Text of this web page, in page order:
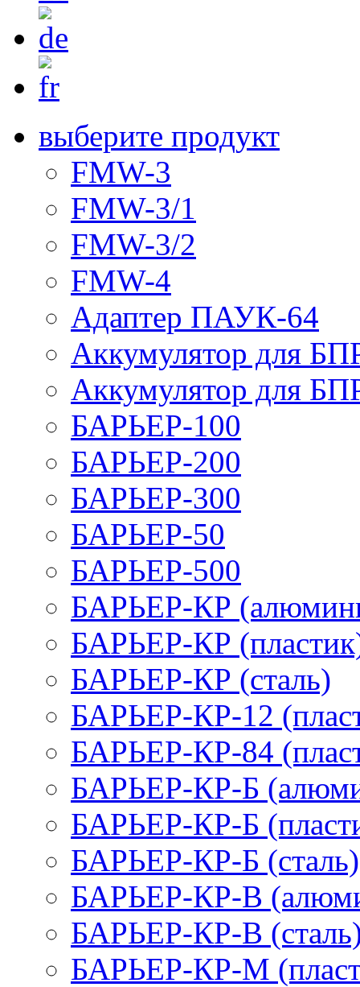
выберите продукт
FMW-3
FMW-3/1
FMW-3/2
FMW-4
Адаптер ПАУК-64
Аккумулятор для
Аккумулятор для
БАРЬЕР-100
БАРЬЕР-200
БАРЬЕР-300
БАРЬЕР-50
БАРЬЕР-500
БАРЬЕР-КР
БАРЬЕР-КР
БАРЬЕР-КР (сталь)
БАРЬЕР-КР-12
БАРЬЕР-КР-84
БАРЬЕР-КР-Б
БАРЬЕР-КР-Б
БАРЬЕР-КР-Б (сталь)
БАРЬЕР-КР-В
БАРЬЕР-КР-В
БАРЬЕР-КР-М